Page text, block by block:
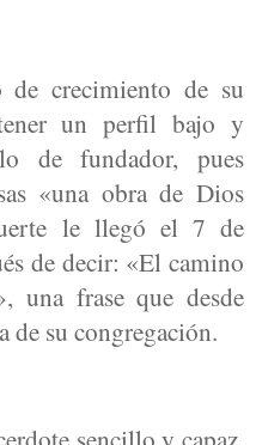
de crecimiento de su
un perfil bajo y
de fundador, pues
«una obra de Dios
le llegó el 7 de
de decir: «El camino
una frase que desde
de su congregación.